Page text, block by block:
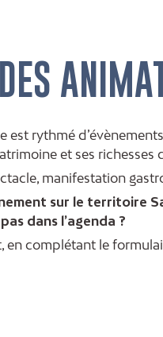
est rythmé
et ses richesses
manifestation
sur le territoire
dans l’agenda ?
en complétant le